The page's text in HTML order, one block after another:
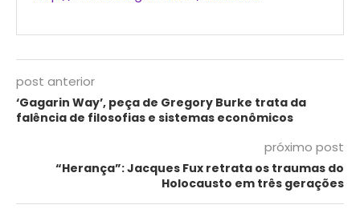
post anterior
‘Gagarin Way’, peça de Gregory Burke trata da
falência de filosofias e sistemas econômicos
próximo post
“Herança”: Jacques Fux retrata os traumas do
Holocausto em três gerações